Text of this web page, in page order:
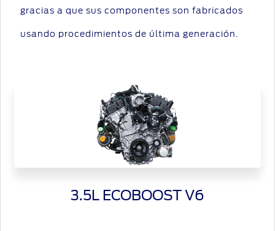
gracias a que sus componentes son fabricados
usando procedimientos de última generación.
3.5L ECOBOOST V6